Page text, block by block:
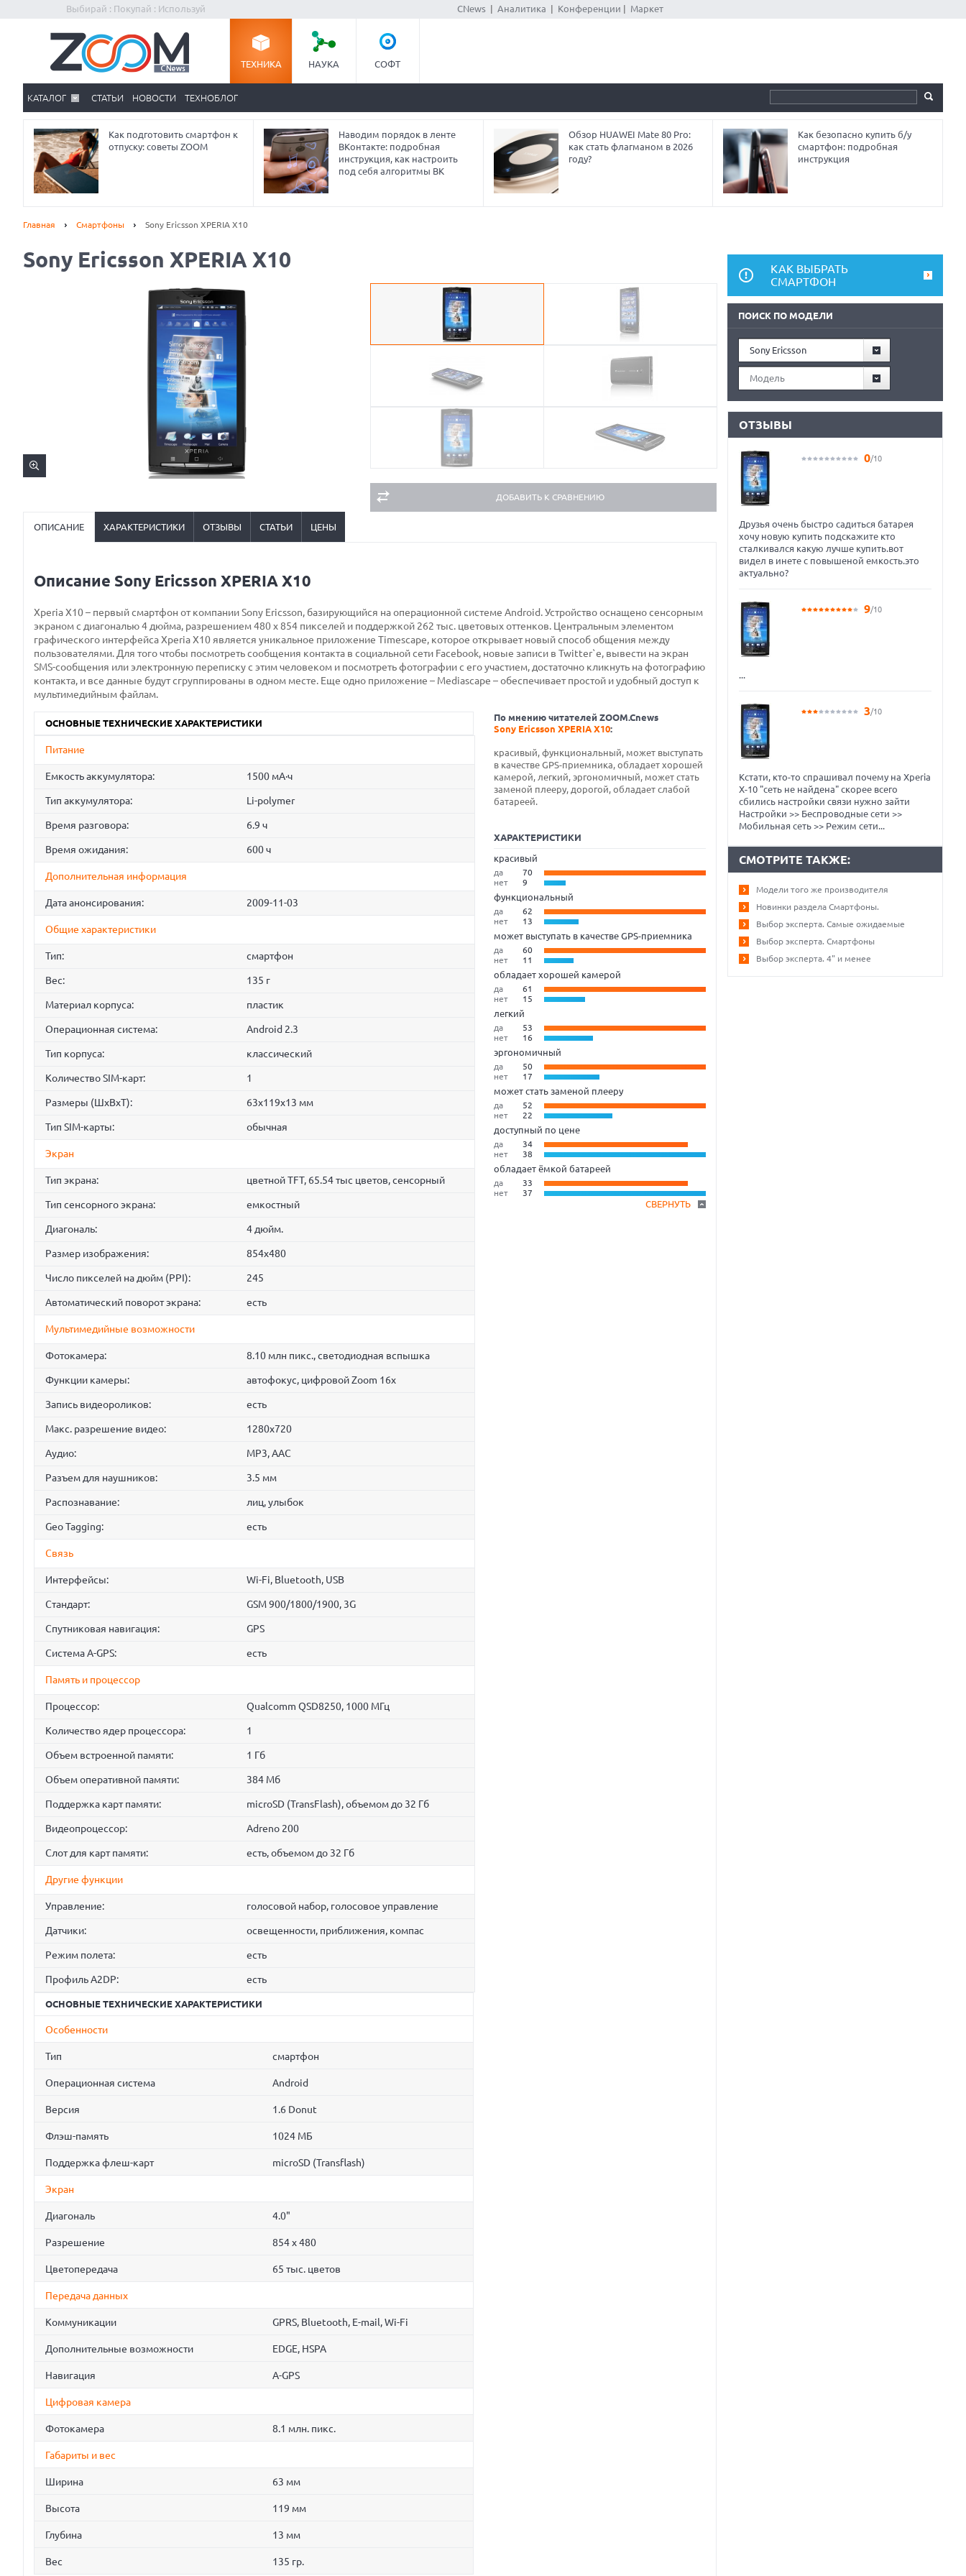
Выбирай : Покупай : Используй CNews| Аналитика Конференции Маркет
ТЕХНИКА НАУКА СОФТ
КАТАЛОГ СТАТЬИ НОВОСТИ ТЕХНОБЛОГ
Как подготовить смартфон к
отпуску: советы ZOOM
Наводим порядок в ленте
ВКонтакте: подробная
инструкция, как настроить
под себя алгоритмы ВК
Обзор HUAWEI Mate 80 Pro:
как стать флагманом в 2026
году?
Как безопасно купить б/у
смартфон: подробная
инструкция
Главная Смартфоны Sony Ericsson XPERIA X10
Sony Ericsson XPERIA X10
ДОБАВИТЬ К СРАВНЕНИЮ
ОПИСАНИЕ ХАРАКТЕРИСТИКИ ОТЗЫВЫ СТАТЬИ ЦЕНЫ
Описание Sony Ericsson XPERIA X10
Xperia X10 – первый смартфон от компании Sony Ericsson, базирующийся на операционной системе Android. Устройство оснащено сенсорным
экраном с диагональю 4 дюйма, разрешением 480 x 854 пикселей и поддержкой 262 тыс. цветовых оттенков. Центральным элементом
графического интерфейса Xperia X10 является уникальное приложение Timescape, которое открывает новый способ общения между
пользователями. Для того чтобы посмотреть сообщения контакта в социальной сети Facebook, новые записи в Twitter`е, вывести на экран
SMS-сообщения или электронную переписку с этим человеком и посмотреть фотографии с его участием, достаточно кликнуть на фотографию
контакта, и все данные будут сгруппированы в одном месте. Еще одно приложение – Mediascape – обеспечивает простой и удобный доступ к
мультимедийным файлам.
По мнению читателей ZOOM.Cnews
Sony Ericsson XPERIA X10:
красивый, функциональный, может выступать
в качестве GPS-приемника, обладает хорошей
камерой, легкий, эргономичный, может стать
заменой плееру, дорогой, обладает слабой
батареей.
ХАРАКТЕРИСТИКИ
красивый
да
70
нет
9
функциональный
да
62
нет
13
может выступать в качестве GPS-приемника
да
60
нет
11
обладает хорошей камерой
да
61
нет
15
легкий
да
53
нет
16
эргономичный
да
50
нет
17
может стать заменой плееру
да
52
нет
22
доступный по цене
да
34
нет
38
обладает ёмкой батареей
да
33
нет
37
СВЕРНУТЬ
ОСНОВНЫЕ ТЕХНИЧЕСКИЕ ХАРАКТЕРИСТИКИ
Питание
Емкость аккумулятора: 1500 мА·ч
Тип аккумулятора: Li-polymer
Время разговора: 6.9 ч
Время ожидания: 600 ч
Дополнительная информация
Дата анонсирования: 2009-11-03
Общие характеристики
Тип: смартфон
Вес: 135 г
Материал корпуса: пластик
Операционная система: Android 2.3
Тип корпуса: классический
Количество SIM-карт: 1
Размеры (ШxВxТ): 63x119x13 мм
Тип SIM-карты: обычная
Экран
Тип экрана: цветной TFT, 65.54 тыс цветов, сенсорный
Тип сенсорного экрана: емкостный
Диагональ: 4 дюйм.
Размер изображения: 854x480
Число пикселей на дюйм (PPI): 245
Автоматический поворот экрана: есть
Мультимедийные возможности
Фотокамера: 8.10 млн пикс., светодиодная вспышка
Функции камеры: автофокус, цифровой Zoom 16x
Запись видеороликов: есть
Макс. разрешение видео: 1280x720
Аудио: MP3, AAC
Разъем для наушников: 3.5 мм
Распознавание: лиц, улыбок
Geo Tagging: есть
Связь
Интерфейсы: Wi-Fi, Bluetooth, USB
Стандарт: GSM 900/1800/1900, 3G
Спутниковая навигация: GPS
Cистема A-GPS: есть
Память и процессор
Процессор: Qualcomm QSD8250, 1000 МГц
Количество ядер процессора: 1
Объем встроенной памяти: 1 Гб
Объем оперативной памяти: 384 Мб
Поддержка карт памяти: microSD (TransFlash), объемом до 32 Гб
Видеопроцессор: Adreno 200
Слот для карт памяти: есть, объемом до 32 Гб
Другие функции
Управление: голосовой набор, голосовое управление
Датчики: освещенности, приближения, компас
Режим полета: есть
Профиль A2DP: есть
ОСНОВНЫЕ ТЕХНИЧЕСКИЕ ХАРАКТЕРИСТИКИ
Особенности
Тип смартфон
Операционная система Android
Версия 1.6 Donut
Флэш-память 1024 МБ
Поддержка флеш-карт microSD (Transflash)
Экран
Диагональ 4.0"
Разрешение 854 x 480
Цветопередача 65 тыс. цветов
Передача данных
Коммуникации GPRS, Bluetooth, E-mail, Wi-Fi
Дополнительные возможности EDGE, HSPA
Навигация A-GPS
Цифровая камера
Фотокамера 8.1 млн. пикс.
Габариты и вес
Ширина 63 мм
Высота 119 мм
Глубина 13 мм
Вес 135 гр.
КАК ВЫБРАТЬ
СМАРТФОН
ПОИСК ПО МОДЕЛИ
Sony Ericsson
Модель
ОТЗЫВЫ
0/10
Друзья очень быстро садиться батарея
хочу новую купить подскажите кто
сталкивался какую лучше купить.вот
видел в инете с повышеной емкость.это
актуально?
9/10
...
3/10
Кстати, кто-то спрашивал почему на Xperia
X-10 "сеть не найдена" скорее всего
сбились настройки связи нужно зайти
Настройки >> Беспроводные сети >>
Мобильная сеть >> Режим сети...
СМОТРИТЕ ТАКЖЕ:
Модели того же производителя
Новинки раздела Смартфоны.
Выбор эксперта. Самые ожидаемые
Выбор эксперта. Смартфоны
Выбор эксперта. 4" и менее